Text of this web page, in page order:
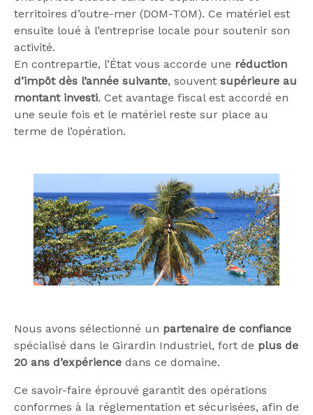
territoires d’outre-mer (DOM-TOM). Ce matériel est
ensuite loué à l’entreprise locale pour soutenir son
activité.
En contrepartie, l’État vous accorde une réduction
d’impôt dès l’année suivante, souvent supérieure au
montant investi. Cet avantage fiscal est accordé en
une seule fois et le matériel reste sur place au
terme de l’opération.
Nous avons sélectionné un partenaire de confiance
spécialisé dans le Girardin Industriel, fort de plus de
20 ans d’expérience dans ce domaine.
Ce savoir-faire éprouvé garantit des opérations
conformes à la réglementation et sécurisées, afin de